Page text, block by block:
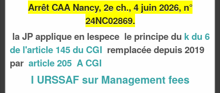
Arrêt CAA Nancy, 2e ch., 4 juin 2026, n°
24NC02869.
la JP applique en lespece le principe du k du 6
de l'article 145 du CGI remplacée depuis 2019
par article 205 A CGI
I URSSAF sur Management fees